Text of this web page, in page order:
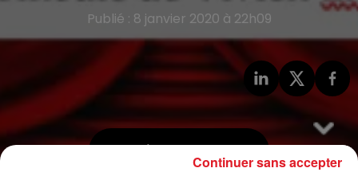
Publié : 8 janvier 2020 à 22h09
Continuer sans accepter